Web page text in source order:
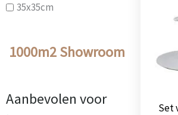
35x35cm
1000m2 Showroom
Aanbevolen voor
Set